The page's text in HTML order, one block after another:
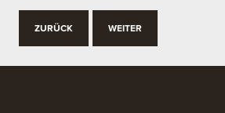
ZURÜCK WEITER